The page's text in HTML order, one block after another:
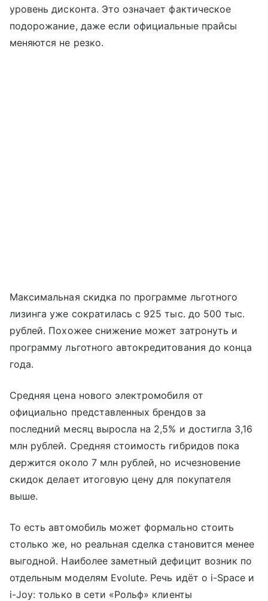
уровень дисконта. Это означает фактическое
подорожание, даже если официальные прайсы
меняются не резко.
Максимальная скидка по программе льготного
лизинга уже сократилась с 925 тыс. до 500 тыс.
рублей. Похожее снижение может затронуть и
программу льготного автокредитования до конца
года.
Средняя цена нового электромобиля от
официально представленных брендов за
последний месяц выросла на 2,5% и достигла 3,16
млн рублей. Средняя стоимость гибридов пока
держится около 7 млн рублей, но исчезновение
скидок делает итоговую цену для покупателя
выше.
То есть автомобиль может формально стоить
столько же, но реальная сделка становится менее
выгодной. Наиболее заметный дефицит возник по
отдельным моделям Evolute. Речь идёт о i-Space и
i-Joy: только в сети «Рольф» клиенты